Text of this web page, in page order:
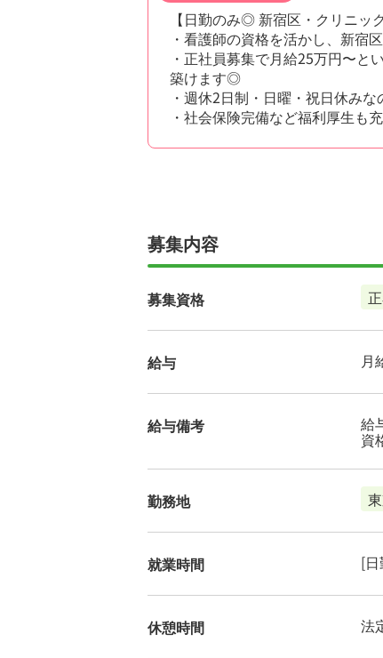
【日勤のみ◎ 新宿区・クリニッ
・看護師の資格を活かし、新
・正社員募集で月給25万円〜
築けます◎
・週休2日制・日曜・祝日休み
・社会保険完備など福利厚生
募集内容
募集資格
給与 月
給与備考 給
資
勤務地
就業時間 [
休憩時間 法